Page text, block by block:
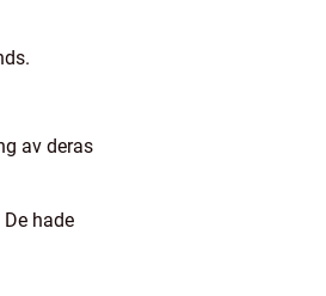
av deras
hade